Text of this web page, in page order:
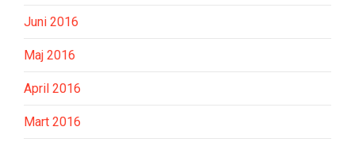
Juni 2016
Maj 2016
April 2016
Mart 2016